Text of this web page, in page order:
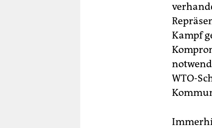
Kampf
WTO-